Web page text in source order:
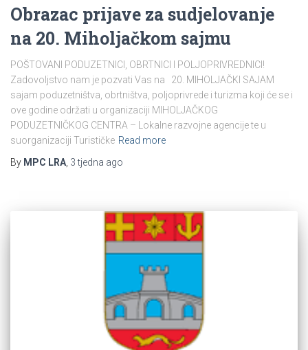
Obrazac prijave za sudjelovanje
na 20. Miholjačkom sajmu
POŠTOVANI PODUZETNICI, OBRTNICI I POLJOPRIVREDNICI!
Zadovoljstvo nam je pozvati Vas na 20. MIHOLJAČKI SAJAM
sajam poduzetništva, obrtništva, poljoprivrede i turizma koji će se i
ove godine održati u organizaciji MIHOLJAČKOG
PODUZETNIČKOG CENTRA – Lokalne razvojne agencije te u
suorganizaciji Turističke Read more
By MPC LRA 3 tjedna ago